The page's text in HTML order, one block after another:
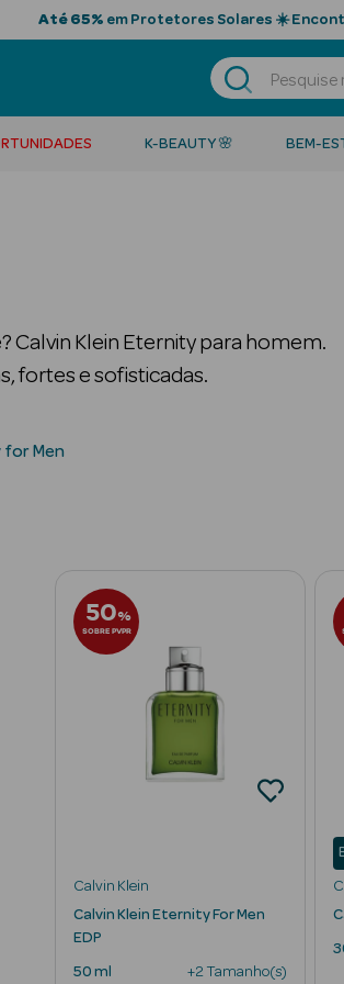
Até 65% em Protetores Solares ☀️
K-BEAUTY 🌸 BEM-
Calvin Klein Eternity para homem.
fortes e sofisticadas.
Men
50%
SOBRE PVPR
Calvin Klein
Calvin Klein Eternity For Men
EDP
50 ml +2 Tamanho(s)